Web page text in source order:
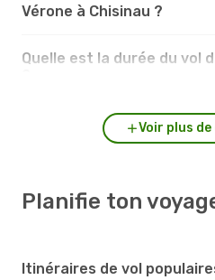
Vérone à Chisinau ?
Quelle est la durée du vol
Voir plus
Planifie ton
Itinéraires de vol